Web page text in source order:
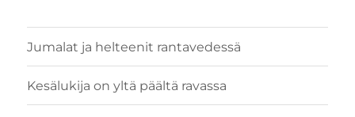
Jumalat ja helteenit rantavedessä
Kesälukija on yltä päältä ravassa